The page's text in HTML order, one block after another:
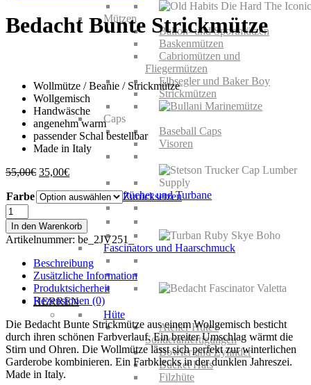
Mützen
Ballon- und Sportmützen
Baskenmützen
Cabriomützen und
Fliegermützen
Elbsegler und Baker Boy
Strickmützen
Caps
Baseball Caps
Visoren
Kopftücher und Turbane
Fascinators und Haarschmuck
HERREN
Hüte
Atelier Hüte /
Sonderanfertigungen
Bowler und Zylinder
Bucket Hats
Filzhüte
Bedacht Bunte Strickmütze
Wollmütze / Beanie / Strickmütze
Wollgemisch
Handwäsche
angenehm warm
passender Schal bestellbar
Made in Italy
55,00€ Ursprünglicher
war:
35,00€Aktueller
ist:
Farbe
Zurücksetzen
Bedacht
Bunte
Strickmütze
Menge
In den Warenkorb
Artikelnummer: be_2JV251_
Beschreibung
Zusätzliche Information
Produktsicherheit
Rezensionen (0)
Die Bedacht Bunte Strickmütze aus einem Wollgemisch besticht
durch ihren schönen Farbverlauf. Ein breiter Umschlag wärmt die
Stirn und Ohren. Die Wollmütze lässt sich perfekt zur winterlichen
Garderobe kombinieren. Ein Farbklecks in der dunklen Jahreszei.
Made in Italy.